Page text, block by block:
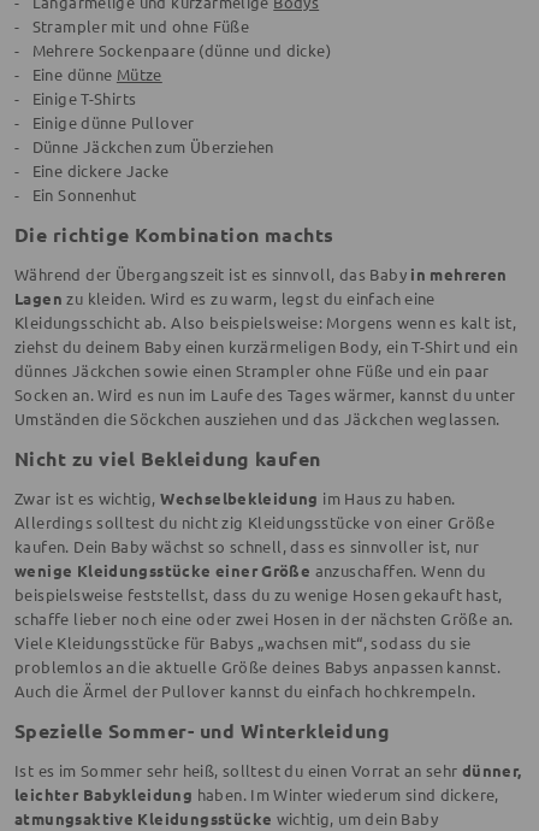
- Strampler mit und ohne Füße
- Mehrere Sockenpaare (dünne und dicke)
- Eine dünne Mütze
- Einige T-Shirts
- Einige dünne Pullover
- Dünne Jäckchen zum Überziehen
- Eine dickere Jacke
- Ein Sonnenhut
Die richtige Kombination machts
Während der Übergangszeit ist es sinnvoll, das Baby in mehreren
Lagenzu kleiden. Wird es zu warm, legst du einfach eine
Kleidungsschicht ab. Also beispielsweise: Morgens wenn es kalt ist,
ziehst du deinem Baby einen kurzärmeligen Body, ein T-Shirt und ein
dünnes Jäckchen sowie einen Strampler ohne Füße und ein paar
Socken an. Wird es nun im Laufe des Tages wärmer, kannst du unter
Umständen die Söckchen ausziehen und das Jäckchen weglassen.
Nicht zu viel Bekleidung kaufen
Zwar ist es wichtig,Wechselbekleidung im Haus zu haben.
Allerdings solltest du nicht zig Kleidungsstücke von einer Größe
kaufen. Dein Baby wächst so schnell, dass es sinnvoller ist, nur
wenige Kleidungsstücke einer Größe anzuschaffen. Wenn du
beispielsweise feststellst, dass du zu wenige Hosen gekauft hast,
schaffe lieber noch eine oder zwei Hosen in der nächsten Größe an.
Viele Kleidungsstücke für Babys „wachsen mit“, sodass du sie
problemlos an die aktuelle Größe deines Babys anpassen kannst.
Auch die Ärmel der Pullover kannst du einfach hochkrempeln.
Spezielle Sommer- und Winterkleidung
Ist es im Sommer sehr heiß, solltest du einen Vorrat an sehr dünner,
leichter Babykleidung haben. Im Winter wiederum sind dickere,
atmungsaktive Kleidungsstücke wichtig, um dein Baby